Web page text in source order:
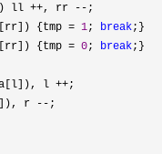
ll ++, rr -- ;
{tmp = 1; break;}
{tmp = 0; break;}
l ++;
r -- ;